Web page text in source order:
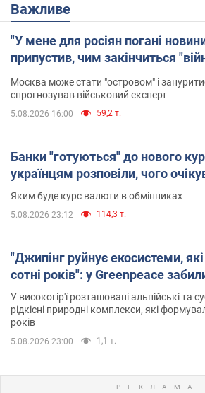
Важливе
"У мене для росіян погані
припустив, чим закінчиться
Москва може стати "островом" і
спрогнозував військовий експерт
5.08.2026 16:00 59,2 т.
Банки "готуються" до нового
українцям розповіли, чого
Яким буде курс валюти в обмінниках
5.08.2026 23:12 114,3 т.
"Джипінг руйнує екосистеми,
сотні років": у Greenpeace
У високогір'ї розташовані альпійські та
рідкісні природні комплекси, які
років
5.08.2026 23:00 1,1 т.